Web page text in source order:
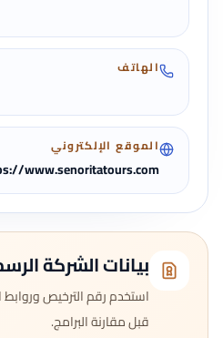
الهاتف
الموقع الإلكتروني
www.senoritatours.com
بيانات الشركة
استخدم رقم الترخيص
قبل مقارنة البرامج.